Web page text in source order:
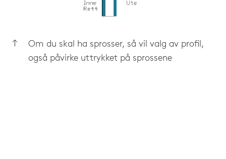
Om du skal ha sprosser, så vil valg av profil,
også påvirke uttrykket på sprossene